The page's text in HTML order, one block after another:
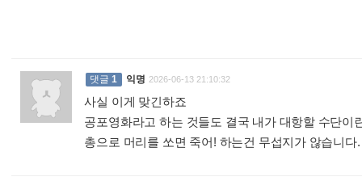
댓글 1 익명 2026-06-13 21:10:32
사실 이게 맞긴하죠
공포영화라고 하는 것들도 결국 내가 대항할 수단이
총으로 머리를 쏘면 죽어! 하는건 무섭지가 않습니다